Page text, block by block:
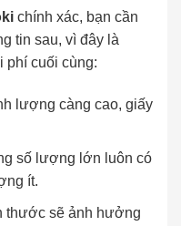
chính xác, bạn cần
tin sau, vì đây là
phí cuối cùng:
lượng càng cao, giấy
số lượng lớn luôn có
ít.
thước sẽ ảnh hưởng